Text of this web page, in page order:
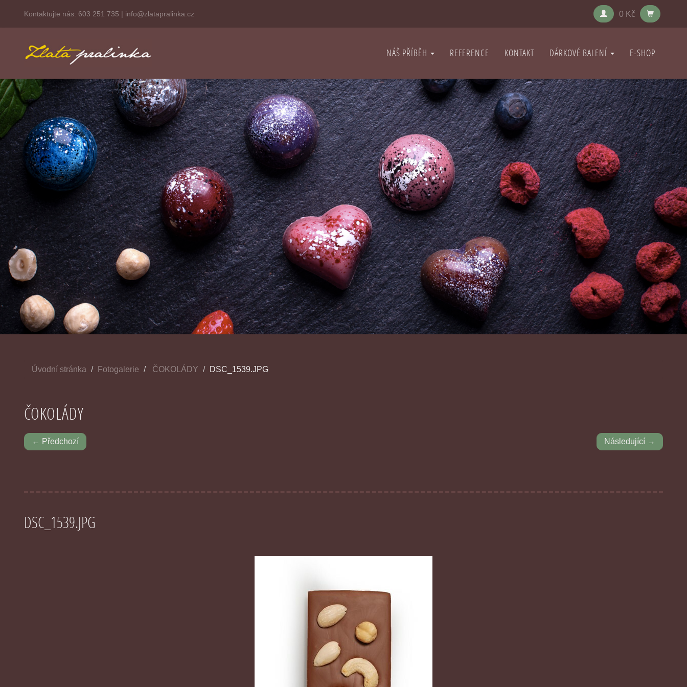
Kontaktujte nás: 603 251 735 | info@zlatapralinka.cz 0 Kč
NÁŠ PŘÍBĚH REFERENCE KONTAKT DÁRKOVÉ BALENÍ E-SHOP
Úvodní stránka Fotogalerie ČOKOLÁDY DSC_1539.JPG
ČOKOLÁDY
← Předchozí Následující →
DSC_1539.JPG